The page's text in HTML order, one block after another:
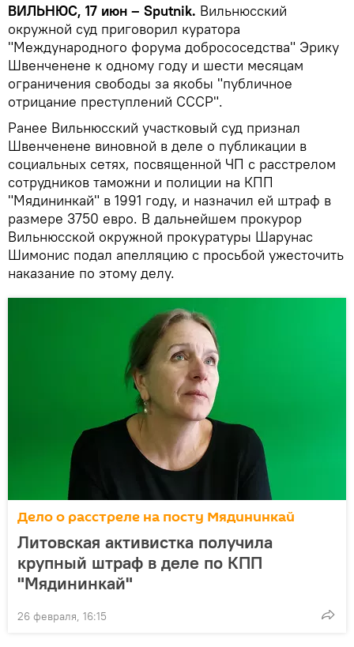
ВИЛЬНЮС, 17 июн – Sputnik. Вильнюсский
окружной суд приговорил куратора
"Международного форума добрососедства" Эрику
Швенченене к одному году и шести месяцам
ограничения свободы за якобы "публичное
отрицание преступлений СССР".
Ранее Вильнюсский участковый суд признал
Швенченене виновной в деле о публикации в
социальных сетях, посвященной ЧП с расстрелом
сотрудников таможни и полиции на КПП
"Мядининкай" в 1991 году, и назначил ей штраф в
размере 3750 евро. В дальнейшем прокурор
Вильнюсской окружной прокуратуры Шарунас
Шимонис подал апелляцию с просьбой ужесточить
наказание по этому делу.
Дело о расстреле на посту Мядининкай
Литовская активистка получила
крупный штраф в деле по КПП
"Мядининкай"
26 февраля, 16:15